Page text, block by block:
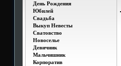
День Рождения
Юбилей
Свадьба
Выкуп Невесты
Сватовство
Новоселье
Девичник
Мальчишник
Корпоратив